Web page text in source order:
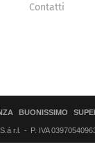
Contatti
BUONISSIMO
r.l. P. IVA